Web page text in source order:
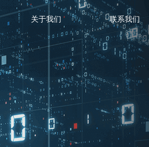
关于我们 联系我们